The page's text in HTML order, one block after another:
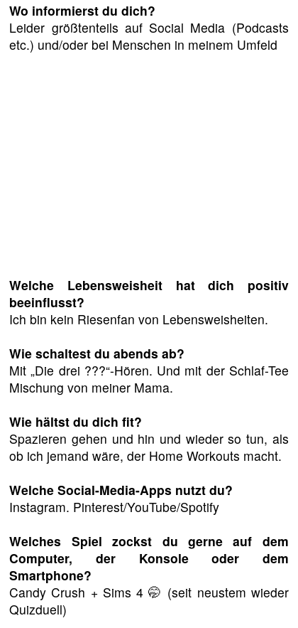
Wo informierst du dich?
Leider größtenteils auf Social Media (Podcasts
etc.) und/oder bei Menschen in meinem Umfeld
Welche Lebensweisheit hat dich positiv
beeinflusst?
Ich bin kein Riesenfan von Lebensweisheiten.
Wie schaltest du abends ab?
Mit „Die drei ???“-Hören. Und mit der Schlaf-Tee
Mischung von meiner Mama.
Wie hältst du dich fit?
Spazieren gehen und hin und wieder so tun, als
ob ich jemand wäre, der Home Workouts macht.
Welche Social-Media-Apps nutzt du?
Instagram. Pinterest/YouTube/Spotify
Welches Spiel zockst du gerne auf dem
Computer, der Konsole oder dem
Smartphone?
Candy Crush + Sims 4 🤭 (seit neustem wieder
Quizduell)